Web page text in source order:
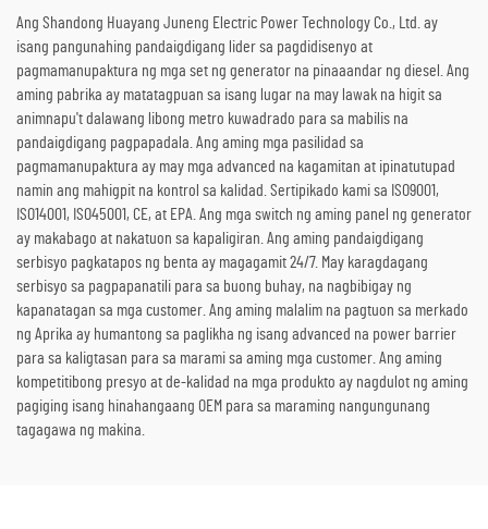
Ang Shandong Huayang Juneng Electric Power Technology Co., Ltd. ay
isang pangunahing pandaigdigang lider sa pagdidisenyo at
pagmamanupaktura ng mga set ng generator na pinaaandar ng diesel. Ang
aming pabrika ay matatagpuan sa isang lugar na may lawak na higit sa
animnapu't dalawang libong metro kuwadrado para sa mabilis na
pandaigdigang pagpapadala. Ang aming mga pasilidad sa
pagmamanupaktura ay may mga advanced na kagamitan at ipinatutupad
namin ang mahigpit na kontrol sa kalidad. Sertipikado kami sa ISO9001,
ISO14001, ISO45001, CE, at EPA. Ang mga switch ng aming panel ng generator
ay makabago at nakatuon sa kapaligiran. Ang aming pandaigdigang
serbisyo pagkatapos ng benta ay magagamit 24/7. May karagdagang
serbisyo sa pagpapanatili para sa buong buhay, na nagbibigay ng
kapanatagan sa mga customer. Ang aming malalim na pagtuon sa merkado
ng Aprika ay humantong sa paglikha ng isang advanced na power barrier
para sa kaligtasan para sa marami sa aming mga customer. Ang aming
kompetitibong presyo at de-kalidad na mga produkto ay nagdulot ng aming
pagiging isang hinahangaang OEM para sa maraming nangungunang
tagagawa ng makina.